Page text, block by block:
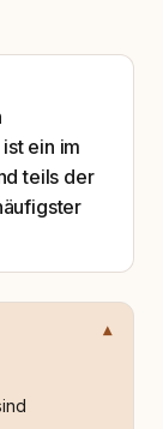
ein im
teils der